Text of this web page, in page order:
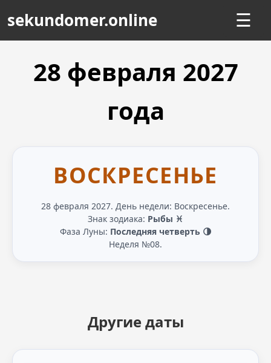
sekundomer.online ☰
28 февраля 2027
года
ВОСКРЕСЕНЬЕ
28 февраля 2027. День недели: Воскресенье.
Знак зодиака: Рыбы ♓
Фаза Луны: Последняя четверть 🌗
Неделя №08.
Другие даты